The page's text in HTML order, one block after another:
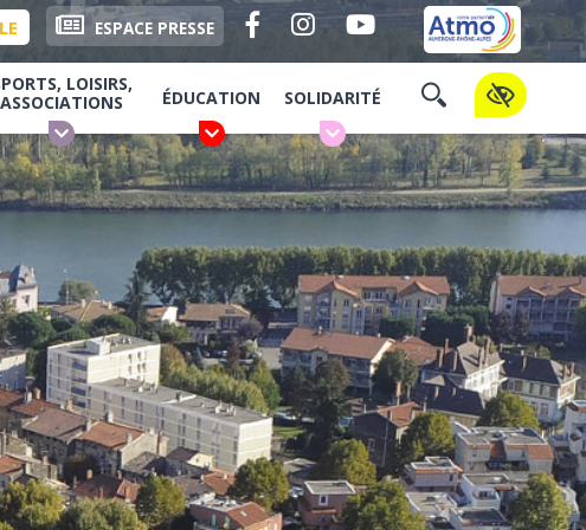
ESPACE PRESSE
LOISIRS,
ASSOCIATIONS
ÉDUCATION SOLIDARITÉ